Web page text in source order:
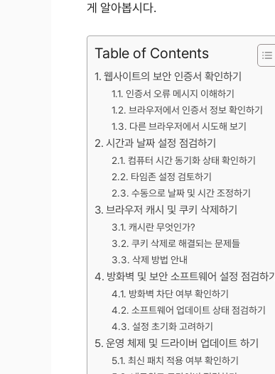
게 알아봅시다.
Table of Contents
웹사이트의 보안 인증서 확인하기
인증서 오류 메시지 이해하기
브라우저에서 인증서 정보 확인하기
다른 브라우저에서 시도해 보기
시간과 날짜 설정 점검하기
컴퓨터 시간 동기화 상태 확인하기
타임존 설정 검토하기
수동으로 날짜 및 시간 조정하기
브라우저 캐시 및 쿠키 삭제하기
캐시란 무엇인가?
쿠키 삭제로 해결되는 문제들
삭제 방법 안내
방화벽 및 보안 소프트웨어 설정 점검하기
방화벽 차단 여부 확인하기
소프트웨어 업데이트 상태 점검하기
설정 초기화 고려하기
운영 체제 및 드라이버 업데이트 하기
최신 패치 적용 여부 확인하기